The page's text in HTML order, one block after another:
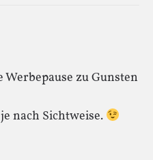
zu Gunsten
nach Sichtweise.